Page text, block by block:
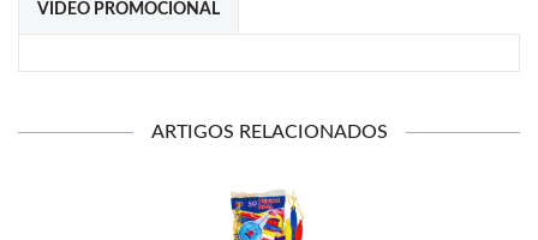
VÍDEO PROMOCIONAL
ARTIGOS RELACIONADOS